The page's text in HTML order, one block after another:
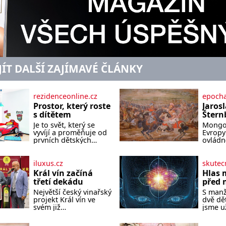
DALŠÍ ZAJÍMAVÉ ČLÁNKY
rezidenceonline.cz
Prostor, který roste
s dítětem
Je to svět, který se
vyvíjí a proměňuje od
prvních dětských
navržený pokoj
podporuje bezpečí,
kreativitu, soustředění
i odpočinek a reaguje
na každou etapu
života a specifické
potřeby dítěte. Pro
Evropy
malé,
hordy
iluxus.cz
Král vín začíná
třetí dekádu
Největší český vinařský
projekt Král vín ve
svém již
Hlas
před
S
dvě
jsme